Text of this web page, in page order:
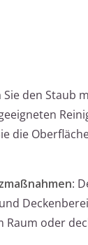
Sie den Staub
die
:
Raum oder